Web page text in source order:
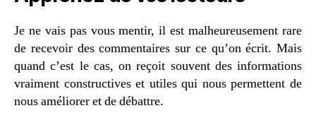
Je ne vais pas vous mentir, il est malheureusement rare
de recevoir des commentaires sur ce qu’on écrit. Mais
quand c’est le cas, on reçoit souvent des informations
vraiment constructives et utiles qui nous permettent de
nous améliorer et de débattre.